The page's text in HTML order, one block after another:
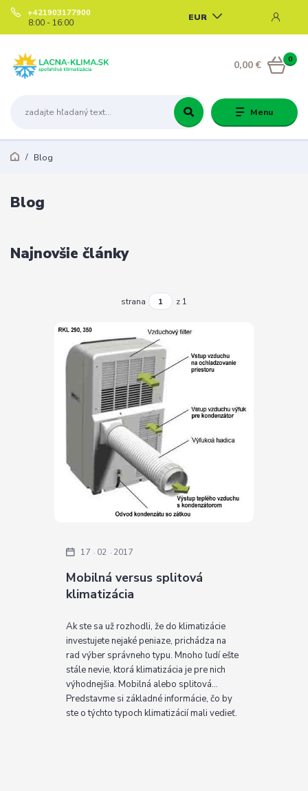
Menu
EUR
+421903177900
8:00 - 16:00
0
0,00 €
Blog
Blog
Najnovšie články
strana z 1
Mobilná versus splitová
klimatizácia
17 02 2017
Ak ste sa už rozhodli, že do klimatizácie
investujete nejaké peniaze, prichádza na
rad výber správneho typu. Mnoho ľudí ešte
stále nevie, ktorá klimatizácia je pre nich
výhodnejšia. Mobilná alebo splitová...
Predstavme si základné informácie, čo by
ste o týchto typoch klimatizácií mali vedieť.